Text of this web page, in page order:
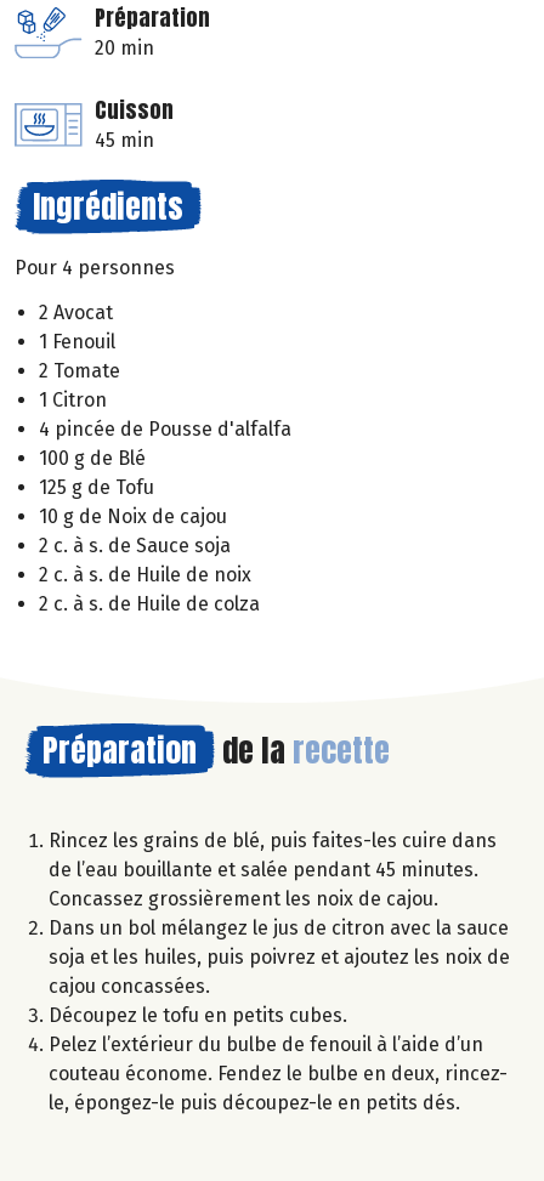
Préparation
20 min
Cuisson
45 min
Ingrédients
Pour 4 personnes
2 Avocat
1 Fenouil
2 Tomate
1 Citron
4 pincée de Pousse d'alfalfa
100 g de Blé
125 g de Tofu
10 g de Noix de cajou
2 c. à s. de Sauce soja
2 c. à s. de Huile de noix
2 c. à s. de Huile de colza
Préparation de la recette
Rincez les grains de blé, puis faites-les cuire dans
de l’eau bouillante et salée pendant 45 minutes.
Concassez grossièrement les noix de cajou.
Dans un bol mélangez le jus de citron avec la sauce
soja et les huiles, puis poivrez et ajoutez les noix de
cajou concassées.
Découpez le tofu en petits cubes.
Pelez l’extérieur du bulbe de fenouil à l’aide d’un
couteau économe. Fendez le bulbe en deux, rincez-
le, épongez-le puis découpez-le en petits dés.